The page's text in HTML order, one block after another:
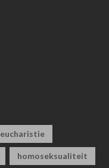
eucharistie
homoseksualiteit